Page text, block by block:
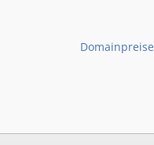
Domainpreise